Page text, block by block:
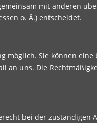
mit anderen
o. Ä.) entscheidet.
möglich. Sie können eine
an uns. Die
bei der zuständigen